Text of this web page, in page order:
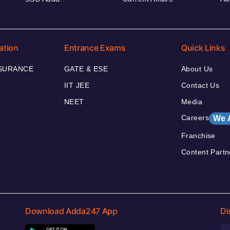
Entrance Exams
GATE & ESE
IIT JEE
NEET
Quick Links
About Us
Contact Us
Media
Careers We
Franchise
Content
Download Adda247 App